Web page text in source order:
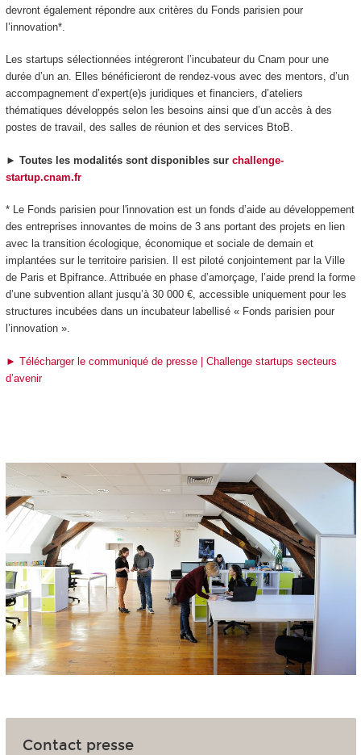
devront également répondre aux critères du Fonds parisien pour
l’innovation*.
Les startups sélectionnées intégreront l’incubateur du Cnam pour une
durée d’un an. Elles bénéficieront de rendez-vous avec des mentors, d’un
accompagnement d’expert(e)s juridiques et financiers, d’ateliers
thématiques développés selon les besoins ainsi que d’un accès à des
postes de travail, des salles de réunion et des services BtoB.
► Toutes les modalités sont disponibles sur challenge-
startup.cnam.fr
* Le Fonds parisien pour l'innovation est un fonds d’aide au développement
des entreprises innovantes de moins de 3 ans portant des projets en lien
avec la transition écologique, économique et sociale de demain et
implantées sur le territoire parisien. Il est piloté conjointement par la Ville
de Paris et Bpifrance. Attribuée en phase d’amorçage, l’aide prend la forme
d’une subvention allant jusqu’à 30 000 €, accessible uniquement pour les
structures incubées dans un incubateur labellisé « Fonds parisien pour
l’innovation ».
► Télécharger le communiqué de presse | Challenge startups secteurs
d’avenir
Contact presse